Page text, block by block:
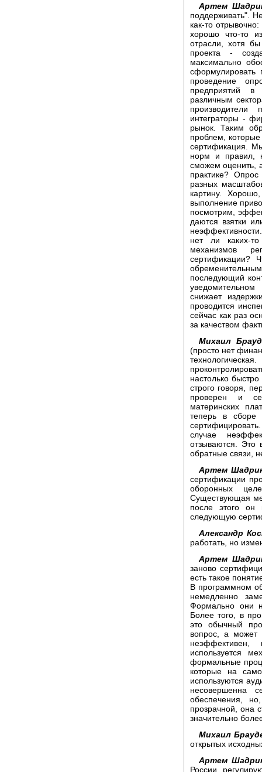
Артем
поддерживать".
как-то
хорошо что-то
отрасли, хотя
проекта -
максимально
проведение
предприятий в
различным
интеграторы -
рынок. Таким
проблем,
сертификация.
норм и правил,
сможем оценить,
практике?
разных
картину.
выполнение
посмотрим,
даются взятки
нет ли каких-
механизмов
сертификации?
последующий
снижает
проводится
сейчас как раз
за качеством
Михаил
(просто нет
настолько
строго говоря,
проверен и
материнских
теперь в сборе
случае
отзываются. Это
обратные связи,
Артем
сертификации
оборонных
Существующая
после этого он
следующую
Александр
работать, но
Артем
заново
есть такое
В программном
немедленно
Формально они
Более того, в
это обычный
вопрос, а может
используется
формальные
которые на
используются
несовершенна
обеспечения,
прозрачной, она
значительно
Михаил
открытых
Артем
России